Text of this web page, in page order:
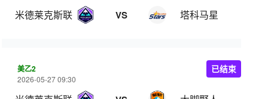
米德莱克斯联 VS 塔科马星
美乙2
2026-05-27 09:30
已结束